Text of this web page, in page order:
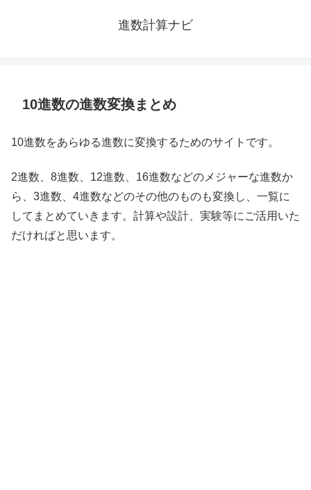
進数計算ナビ
10進数の進数変換まとめ
10進数をあらゆる進数に変換するためのサイトです。
2進数、8進数、12進数、16進数などのメジャーな進数か
ら、3進数、4進数などのその他のものも変換し、一覧に
してまとめていきます。計算や設計、実験等にご活用いた
だければと思います。